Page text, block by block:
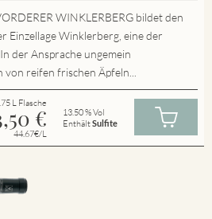
WINKLERBERG bildet den
Einzellage Winklerberg, eine der
der Ansprache ungemein
reifen frischen Äpfeln...
L Flasche
€
44.67€/L
13.50 % Vol
EnthältSulfite